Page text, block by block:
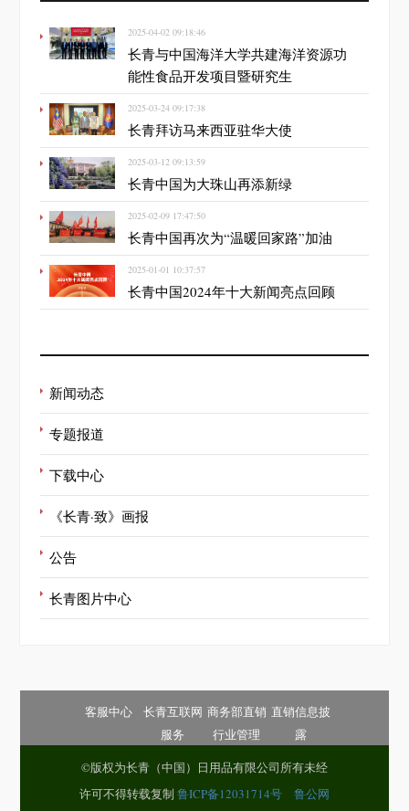
2025-04-02 09:18:46
长青与中国海洋大学共建海洋资源功
能性食品开发项目暨研究生
2025-03-24 09:17:38
长青拜访马来西亚驻华大使
2025-03-12 09:13:59
长青中国为大珠山再添新绿
2025-02-09 17:47:50
长青中国再次为“温暖回家路”加油
2025-01-01 10:37:57
长青中国2024年十大新闻亮点回顾
新闻动态
专题报道
下载中心
《长青·致》画报
公告
长青图片中心
客服中心
长青互联网
服务
商务部直销
行业管理
直销信息披
露
©版权为长青（中国）日用品有限公司所有未经
许可不得转载复制 鲁ICP备12031714号 鲁公网